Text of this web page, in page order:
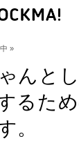
»
んと
るた
。